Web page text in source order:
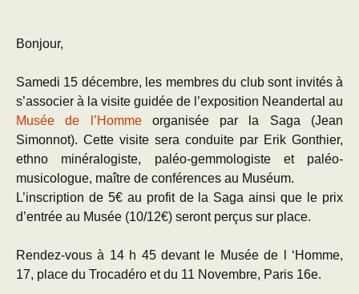
Bonjour,
Samedi 15 décembre, les membres du club sont invités à
s’associer à la visite guidée de l’exposition Neandertal au
Musée de l’Hommeorganisée par la Saga (Jean
Simonnot). Cette visite sera conduite par Erik Gonthier,
ethno minéralogiste, paléo-gemmologiste et paléo-
musicologue, maître de conférences au Muséum.
L’inscription de 5€ au profit de la Saga ainsi que le prix
d’entrée au Musée (10/12€) seront perçus sur place.
Rendez-vous à 14 h 45 devant le Musée de l ‘Homme,
17, place du Trocadéro et du 11 Novembre, Paris 16e.